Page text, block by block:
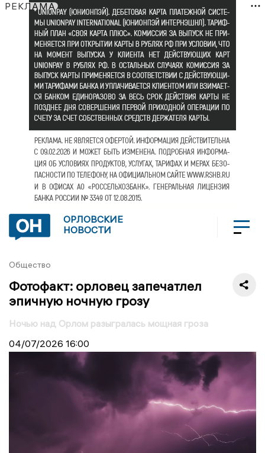
РЕКЛАМА
ОРЛОВСКИЕ
НОВОСТИ
Общество
Фотофакт: орловец запечатлел
эпичную ночную грозу
Ночью над Орлом разыгралась мощная гроза
04/07/2026 16:00